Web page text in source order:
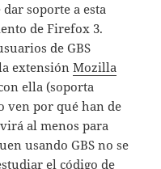
soporte a esta
de Firefox 3.
de GBS
extensiónMozilla
ella (soporta
ven por qué han de
al menos para
usando GBS no se
el código de